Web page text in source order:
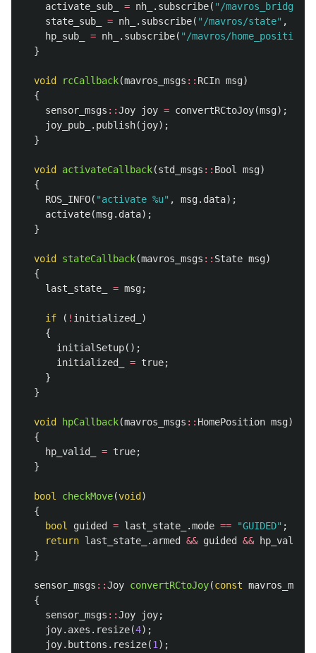
activate_sub_
= nh_ . subscribe( "/mavros_bridge/
state_sub_
= nh_ . subscribe( "/mavros/state" ,
hp_sub_
= nh_ . subscribe( "/mavros/home_position/
}
void rcCallback(mavros_msgs :: RCIn msg)
{
sensor_msgs ::Joy joy = convertRCtoJoy(msg);
joy_pub_
. publish( joy);
}
void activateCallback(std_msgs :: Bool msg)
{
ROS_INFO( "activate %u" , msg. data);
activate(msg. data);
}
void stateCallback(mavros_msgs :: State msg)
{
last_state_
= msg;
if ( ! initialized_
)
{
initialSetup();
initialized_
= true;
}
}
void hpCallback(mavros_msgs :: HomePosition msg)
{
hp_valid_
= true;
}
bool checkMove(void )
{
bool
guided = last_state_ .mode == "GUIDED" ;
return last_state_ . armed && guided && hp_valid_
}
sensor_msgs ::Joy convertRCtoJoy(const mavros_msgs
{
sensor_msgs ::Joy joy;
joy. axes . resize(4);
joy. buttons . resize(1 );